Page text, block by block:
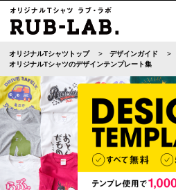
オリジナルTシャツトップ
デザインガイド
オリジナルTシャツのデザインテンプレート集